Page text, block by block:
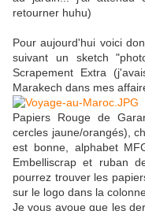
retourner huhu)
Pour aujourd'hui voici
suivant un sketch
Scrapement Extra
Marakech dans mes
Papiers Rouge de
cercles jaune/orangés),
est bonne, alphabet
Embelliscrap et ruban
pourrez trouver les
sur le logo dans la
Je vous avoue que les